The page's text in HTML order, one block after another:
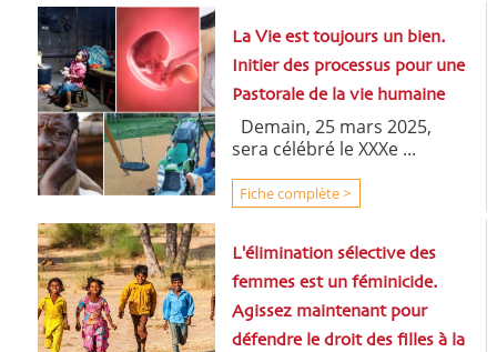
La Vie est toujours un bien.
Initier des processus pour une
Pastorale de la vie humaine
Demain, 25 mars 2025,
sera célébré le XXXe ...
Fiche complète >
L'élimination sélective des
femmes est un féminicide.
Agissez maintenant pour
défendre le droit des filles à la